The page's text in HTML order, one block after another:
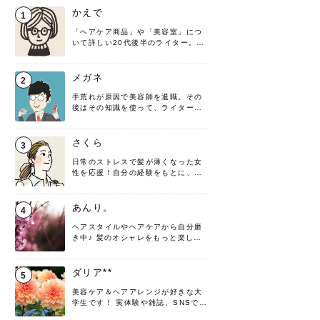
1 かえで
「ヘアケア商品」や「美容室」につ
いて詳しい20代後半のライター。楽
す！
2 メガネ
手荒れが原因で美容師を退職。その
後はその知識を使って、ライターと
髪の知識をわかりやすく紹介しま
す！
3 さくら
日常のストレスで髪が薄くなった女
性を応援！自分の経験をもとに、執
4 あんり。
ヘアスタイルやヘアケアから自分磨
き中♪ 髪のオシャレをもっと楽しめ
♡ 役立つ情報をお届けできるように
頑張ります！よろしくお願いしま
5 ダリア**
美容ケア＆ヘアアレンジが好きな大
学生です！ 実体験や雑誌、SNSで知